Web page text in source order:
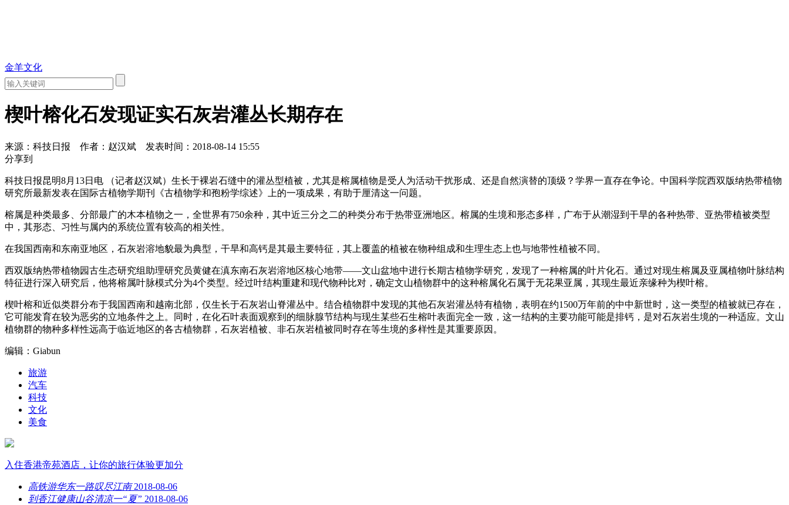
金羊文化
楔叶榕化石发现证实石灰岩灌丛长期存在
来源：科技日报 作者：赵汉斌
发表时间：2018-08-14 15:55
分享到
科技日报昆明8月13日电 （记者赵汉斌）生长于裸岩石缝中的灌丛型植被，尤其是榕属植物是受人为活动干扰形成、还是自然演替的顶级？学界一直存在争论。中国科学院西双版纳热带植物
研究所最新发表在国际古植物学期刊《古植物学和孢粉学综述》上的一项成果，有助于厘清这一问题。
榕属是种类最多、分部最广的木本植物之一，全世界有750余种，其中近三分之二的种类分布于热带亚洲地区。榕属的生境和形态多样，广布于从潮湿到干旱的各种热带、亚热带植被类型
中，其形态、习性与属内的系统位置有较高的相关性。
在我国西南和东南亚地区，石灰岩溶地貌最为典型，干旱和高钙是其最主要特征，其上覆盖的植被在物种组成和生理生态上也与地带性植被不同。
西双版纳热带植物园古生态研究组助理研究员黄健在滇东南石灰岩溶地区核心地带——文山盆地中进行长期古植物学研究，发现了一种榕属的叶片化石。通过对现生榕属及亚属植物叶脉结构
特征进行深入研究后，他将榕属叶脉模式分为4个类型。经过叶结构重建和现代物种比对，确定文山植物群中的这种榕属化石属于无花果亚属，其现生最近亲缘种为楔叶榕。
楔叶榕和近似类群分布于我国西南和越南北部，仅生长于石灰岩山脊灌丛中。结合植物群中发现的其他石灰岩灌丛特有植物，表明在约1500万年前的中中新世时，这一类型的植被就已存在，
它可能发育在较为恶劣的立地条件之上。同时，在化石叶表面观察到的细脉腺节结构与现生某些石生榕叶表面完全一致，这一结构的主要功能可能是排钙，是对石灰岩生境的一种适应。文山
植物群的物种多样性远高于临近地区的各古植物群，石灰岩植被、非石灰岩植被同时存在等生境的多样性是其重要原因。
编辑：Giabun
旅游
汽车
科技
文化
美食
入住香港帝苑酒店，让你的旅行体验更加分
高铁游华东一路叹尽江南 2018-08-06
到香江健康山谷清凉一“夏” 2018-08-06